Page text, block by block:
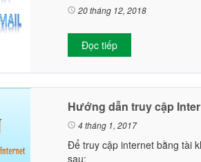
20 tháng 12, 2018
Đọc tiếp
Hướng dẫn truy cập
4 tháng 1, 2017
Để truy cập internet bằng tài
sau: